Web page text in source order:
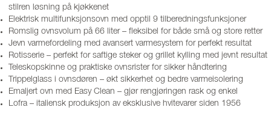
stilren løsning på kjøkkenet
Elektrisk multifunksjonsovn med opptil 9 tilberedningsfunksjoner
Romslig ovnsvolum på 66 liter – fleksibel for både små og store retter
Jevn varmefordeling med avansert varmesystem for perfekt resultat
Rotisserie – perfekt for saftige steker og grillet kylling med jevnt resultat
Teleskopskinne og praktiske ovnsrister for sikker håndtering
Trippelglass i ovnsdøren – økt sikkerhet og bedre varmeisolering
Emaljert ovn med Easy Clean – gjør rengjøringen rask og enkel
Lofra – italiensk produksjon av eksklusive hvitevarer siden 1956